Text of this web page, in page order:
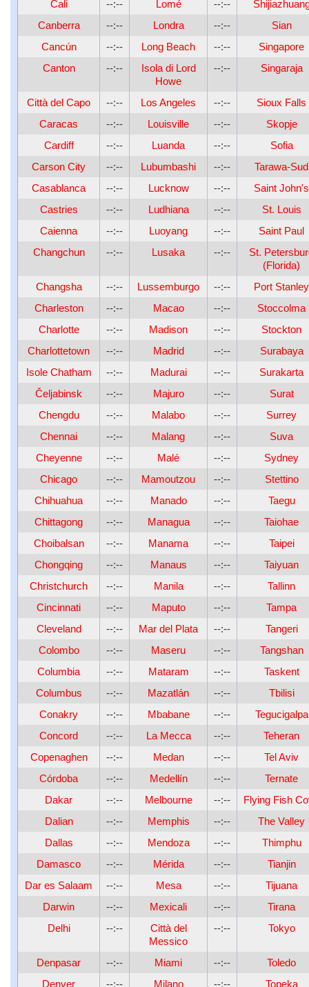
Cali
--:-- Lomé --:--
Canberra
--:-- Londra --:--
Sian
Cancún
--:-- Long Beach --:--
Singapore
Canton
--:--
Isola di Lord
Howe
--:-- Singaraja
Città del Capo --:-- Los Angeles --:--
Sioux Falls
Caracas
--:-- Louisville --:--
Skopje
Cardiff
--:-- Luanda --:--
Sofia
Carson City
--:-- Lubumbashi --:--
Tarawa-Sud
Casablanca
--:-- Lucknow --:--
Saint John's
Castries
--:-- Ludhiana --:--
St. Louis
Caienna
--:-- Luoyang --:--
Saint Paul
Changchun
--:-- Lusaka --:--
St.
(Florida)
Changsha
--:-- Lussemburgo --:--
Port Stanley
Charleston
--:-- Macao --:--
Stoccolma
Charlotte
--:-- Madison --:--
Stockton
Charlottetown
--:-- Madrid --:--
Surabaya
Isole Chatham
--:-- Madurai --:--
Surakarta
Čeljabinsk
--:-- Majuro --:--
Surat
Chengdu
--:-- Malabo --:--
Surrey
Chennai
--:-- Malang --:--
Suva
Cheyenne
--:-- Malé --:--
Sydney
Chicago
--:-- Mamoutzou --:--
Stettino
Chihuahua
--:-- Manado --:--
Taegu
Chittagong
--:-- Managua --:--
Taiohae
Choibalsan
--:-- Manama --:--
Taipei
Chongqing
--:-- Manaus --:--
Taiyuan
Christchurch
--:-- Manila --:--
Tallinn
Cincinnati
--:-- Maputo --:--
Tampa
Cleveland
--:-- Mar del Plata --:--
Tangeri
Colombo
--:-- Maseru --:--
Tangshan
Columbia
--:-- Mataram --:--
Taskent
Columbus
--:-- Mazatlán --:--
Tbilisi
Conakry
--:-- Mbabane --:--
Tegucigalpa
Concord
--:-- La Mecca --:--
Teheran
Copenaghen
--:-- Medan --:--
Tel Aviv
Córdoba
--:-- Medellín --:--
Ternate
Dakar
--:-- Melbourne --:--
Flying Fish
Dalian
--:-- Memphis --:--
The Valley
Dallas
--:-- Mendoza --:--
Thimphu
Damasco
--:-- Mérida --:--
Tianjin
Dar es Salaam
--:-- Mesa --:--
Tijuana
Darwin
--:-- Mexicali --:--
Tirana
Delhi
--:--
Città del
Messico
--:-- Tokyo
Denpasar --:-- Miami --:--
Toledo
Denver
--:-- Milano --:-- Topeka